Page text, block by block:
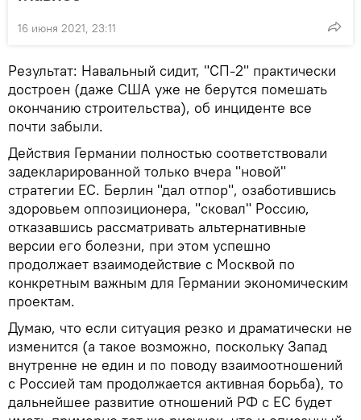
16 июня 2021, 23:11
Результат: Навальный сидит, "СП-2" практически
достроен (даже США уже не берутся помешать
окончанию строительства), об инциденте все
почти забыли.
Действия Германии полностью соответствовали
задекларированной только вчера "новой"
стратегии ЕС. Берлин "дал отпор", озаботившись
здоровьем оппозиционера, "сковал" Россию,
отказавшись рассматривать альтернативные
версии его болезни, при этом успешно
продолжает взаимодействие с Москвой по
конкретным важным для Германии экономическим
проектам.
Думаю, что если ситуация резко и драматически не
изменится (а такое возможно, поскольку Запад
внутренне не един и по поводу взаимоотношений
с Россией там продолжается активная борьба), то
дальнейшее развитие отношений РФ с ЕС будет